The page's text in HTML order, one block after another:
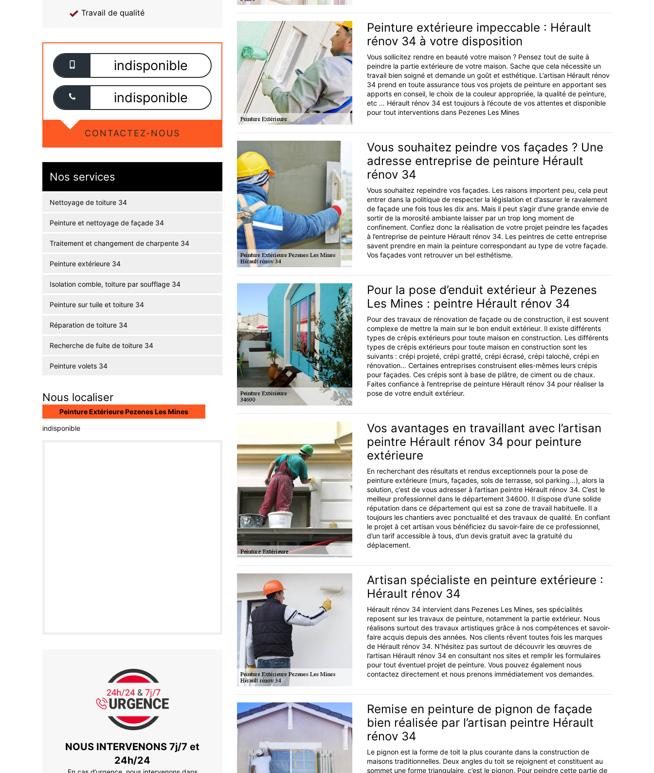
Travail de qualité
indisponible
indisponible
CONTACTEZ-NOUS
Nos services
Nettoyage de toiture 34
Peinture et nettoyage de façade 34
Traitement et changement de charpente 34
Peinture extérieure 34
Isolation comble, toiture par soufflage 34
Peinture sur tuile et toiture 34
Réparation de toiture 34
Recherche de fuite de toiture 34
Peinture volets 34
Nous localiser
Peinture Extérieure Pezenes Les Mines
indisponible
NOUS INTERVENONS 7j/7 et
24h/24
Peinture extérieure impeccable : Hérault
rénov 34 à votre disposition
Vous sollicitez rendre en beauté votre maison ? Pensez tout de suite à
peindre la partie extérieure de votre maison. Sache que cela nécessite un
travail bien soigné et demande un goût et esthétique. L’artisan Hérault rénov
34 prend en toute assurance tous vos projets de peinture en apportant ses
apports en conseil, le choix de la couleur appropriée, la qualité de peinture,
etc … Hérault rénov 34 est toujours à l’écoute de vos attentes et disponible
pour tout interventions dans Pezenes Les Mines
Vous souhaitez peindre vos façades ? Une
adresse entreprise de peinture Hérault
rénov 34
Vous souhaitez repeindre vos façades. Les raisons importent peu, cela peut
entrer dans la politique de respecter la législation et d’assurer le ravalement
de façade une fois tous les dix ans. Mais il peut s’agir d’une grande envie de
sortir de la morosité ambiante laisser par un trop long moment de
confinement. Confiez donc la réalisation de votre projet peindre les façades
à l’entreprise de peinture Hérault rénov 34. Les peintres de cette entreprise
savent prendre en main la peinture correspondant au type de votre façade.
Vos façades vont retrouver un bel esthétisme.
Pour la pose d’enduit extérieur à Pezenes
Les Mines : peintre Hérault rénov 34
Pour des travaux de rénovation de façade ou de construction, il est souvent
complexe de mettre la main sur le bon enduit extérieur. Il existe différents
types de crépis extérieurs pour toute maison en construction. Les différents
types de crépis extérieurs pour toute maison en construction sont les
suivants : crépi projeté, crépi gratté, crépi écrasé, crépi taloché, crépi en
rénovation… Certaines entreprises construisent elles-mêmes leurs crépis
pour façades. Ces crépis sont à base de plâtre, de ciment ou de chaux.
Faites confiance à l’entreprise de peinture Hérault rénov 34 pour réaliser la
pose de votre enduit extérieur.
Vos avantages en travaillant avec l’artisan
peintre Hérault rénov 34 pour peinture
extérieure
En recherchant des résultats et rendus exceptionnels pour la pose de
peinture extérieure (murs, façades, sols de terrasse, sol parking…), alors la
solution, c’est de vous adresser à l’artisan peintre Hérault rénov 34. C’est le
meilleur professionnel dans le département 34600. Il dispose d’une solide
réputation dans ce département qui est sa zone de travail habituelle. Il a
toujours les chantiers avec ponctualité et des travaux de qualité. En confiant
le projet à cet artisan vous bénéficiez du savoir-faire de ce professionnel,
d’un tarif accessible à tous, d’un devis gratuit avec la gratuité du
déplacement.
Artisan spécialiste en peinture extérieure :
Hérault rénov 34
Hérault rénov 34 intervient dans Pezenes Les Mines, ses spécialités
reposent sur les travaux de peinture, notamment la partie extérieur. Nous
réalisons surtout des travaux artistiques grâce à nos compétences et savoir-
faire acquis depuis des années. Nos clients rêvent toutes fois les marques
de Hérault rénov 34. N’hésitez pas surtout de découvrir les œuvres de
l’artisan Hérault rénov 34 en consultant nos sites et remplir les formulaires
pour tout éventuel projet de peinture. Vous pouvez également nous
contactez directement et nous prenons immédiatement vos demandes.
Remise en peinture de pignon de façade
bien réalisée par l’artisan peintre Hérault
rénov 34
Le pignon est la forme de toit la plus courante dans la construction de
maisons traditionnelles. Deux angles du toit se rejoignent et constituent au
sommet une forme triangulaire, c’est le pignon. Pour peindre cette partie de